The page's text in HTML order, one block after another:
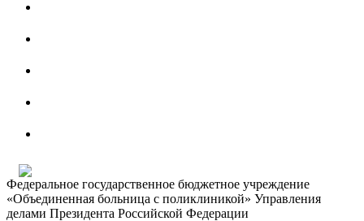
Федеральное государственное бюджетное учреждение
«Объединенная больница с поликлиникой» Управления
делами Президента Российской Федерации